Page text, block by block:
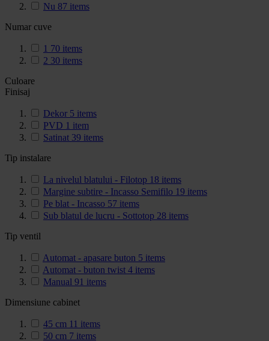
Nu 87 items
Numar cuve
1 70 items
2 30 items
Culoare
Finisaj
Dekor 5 items
PVD 1 item
Satinat 39 items
Tip instalare
La nivelul blatului - Filotop 18 items
Margine subtire - Incasso Semifilo 19 items
Pe blat - Incasso 57 items
Sub blatul de lucru - Sottotop 28 items
Tip ventil
Automat - apasare buton 5 items
Automat - buton twist 4 items
Manual 91 items
Dimensiune cabinet
45 cm 11 items
50 cm 7 items